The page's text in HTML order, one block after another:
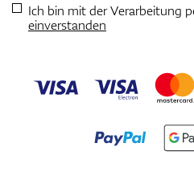
Ich bin mit der Verarbeitung
einverstanden